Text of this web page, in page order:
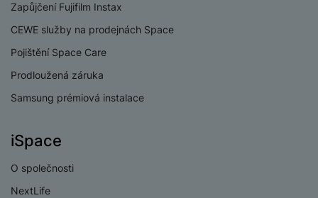
Zapůjčení Fujifilm Instax
CEWE služby na prodejnách Space
Pojištění Space Care
Prodloužená záruka
Samsung prémiová instalace
iSpace
O společnosti
NextLife